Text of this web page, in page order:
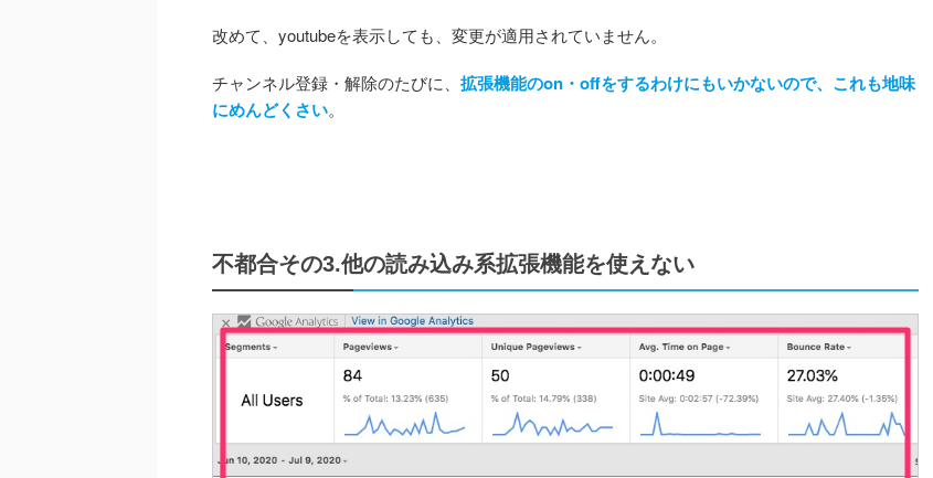
改めて、youtubeを表示しても、変更が適用されていません。
チャンネル登録・解除のたびに、 拡張機能のon・offをするわけにもいかないので、これも地味
にめんどくさい。
不都合その3.他の読み込み系拡張機能を使えない